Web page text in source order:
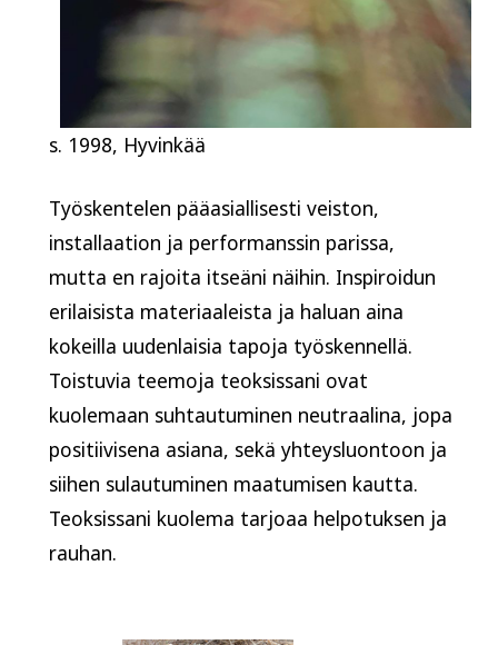
s. 1998, Hyvinkää
Työskentelen pääasiallisesti veiston,
installaation ja performanssin parissa,
mutta en rajoita itseäni näihin. Inspiroidun
erilaisista materiaaleista ja haluan aina
kokeilla uudenlaisia tapoja työskennellä.
Toistuvia teemoja teoksissani ovat
kuolemaan suhtautuminen neutraalina, jopa
positiivisena asiana, sekä yhteysluontoon ja
siihen sulautuminen maatumisen kautta.
Teoksissani kuolema tarjoaa helpotuksen ja
rauhan.